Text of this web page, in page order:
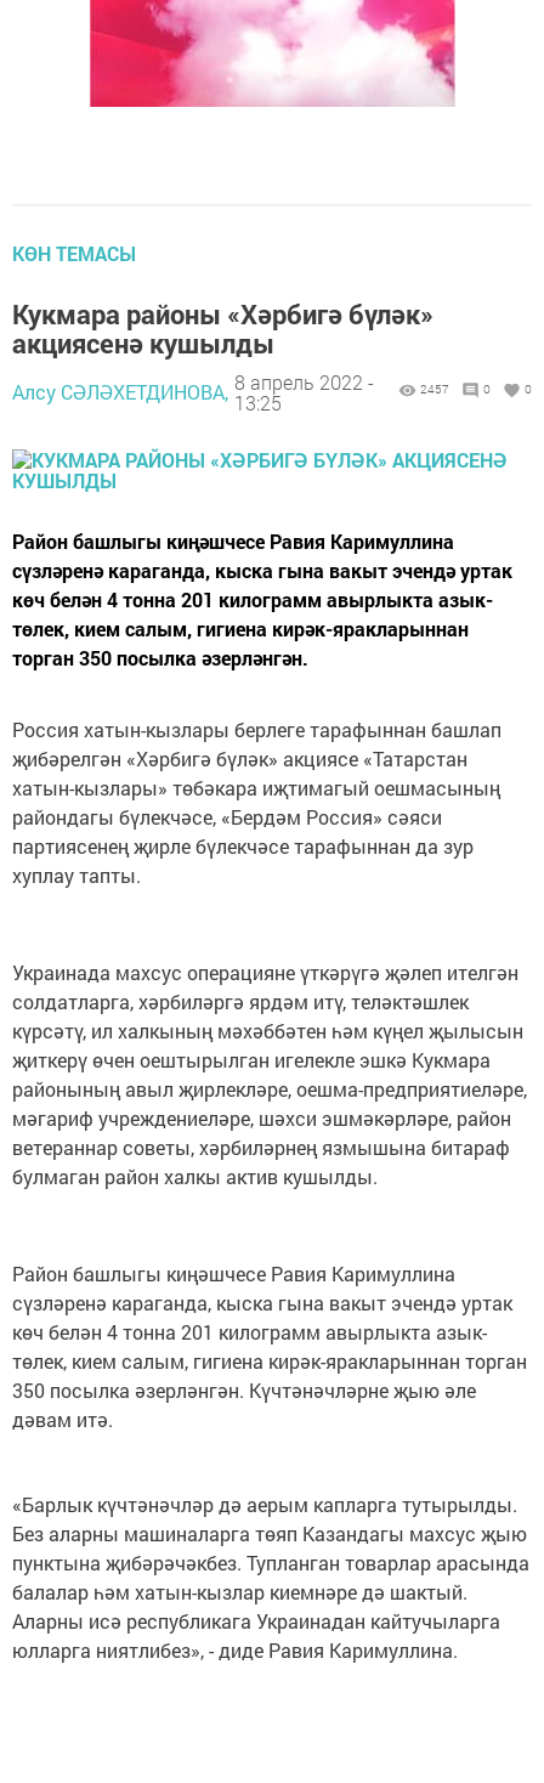
КӨН ТЕМАСЫ
Кукмара районы «Хәрбигә бүләк»
акциясенә кушылды
Алсу СӘЛӘХЕТДИНОВА, 8 апрель 2022 -
13:25
2457 0 0
Район башлыгы киңәшчесе Равия Каримуллина
сүзләренә караганда, кыска гына вакыт эчендә уртак
көч белән 4 тонна 201 килограмм авырлыкта азык-
төлек, кием салым, гигиена кирәк-яракларыннан
торган 350 посылка әзерләнгән.
Россия хатын-кызлары берлеге тарафыннан башлап
җибәрелгән «Хәрбигә бүләк» акциясе «Татарстан
хатын-кызлары» төбәкара иҗтимагый оешмасының
райондагы бүлекчәсе, «Бердәм Россия» сәяси
партиясенең җирле бүлекчәсе тарафыннан да зур
хуплау тапты.
Украинада махсус операцияне үткәрүгә җәлеп ителгән
солдатларга, хәрбиләргә ярдәм итү, теләктәшлек
күрсәтү, ил халкының мәхәббәтен һәм күңел җылысын
җиткерү өчен оештырылган игелекле эшкә Кукмара
районының авыл җирлекләре, оешма-предприятиеләре,
мәгариф учреждениеләре, шәхси эшмәкәрләре, район
ветераннар советы, хәрбиләрнең язмышына битараф
булмаган район халкы актив кушылды.
Район башлыгы киңәшчесе Равия Каримуллина
сүзләренә караганда, кыска гына вакыт эчендә уртак
көч белән 4 тонна 201 килограмм авырлыкта азык-
төлек, кием салым, гигиена кирәк-яракларыннан торган
350 посылка әзерләнгән. Күчтәнәчләрне җыю әле
дәвам итә.
«Барлык күчтәнәчләр дә аерым капларга тутырылды.
Без аларны машиналарга төяп Казандагы махсус җыю
пунктына җибәрәчәкбез. Тупланган товарлар арасында
балалар һәм хатын-кызлар киемнәре дә шактый.
Аларны исә республикага Украинадан кайтучыларга
юлларга ниятлибез», - диде Равия Каримуллина.